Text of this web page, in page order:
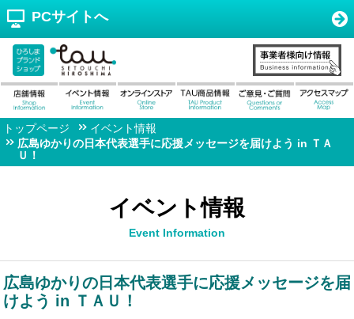
PCサイトへ
トップページ
イベント情報
広島ゆかりの日本代表選手に応援メッセージを届けよう in ＴＡ
Ｕ！
イベント情報
Event Information
広島ゆかりの日本代表選手に応援メッセージを届
けよう in ＴＡＵ！